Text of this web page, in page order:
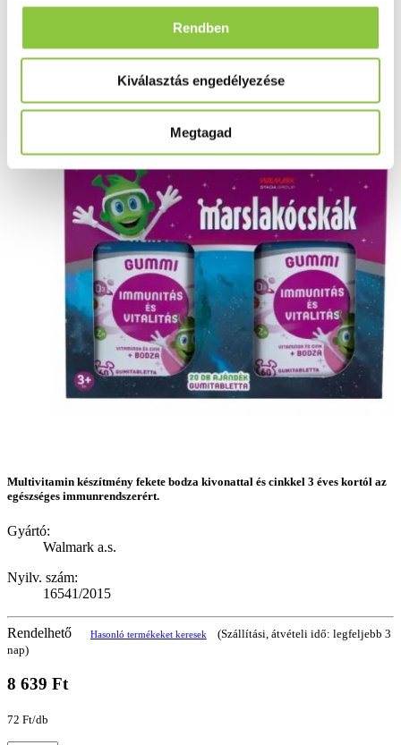
Rendben
Kiválasztás engedélyezése
Megtagad
bodzával, 120 db
Multivitamin készítmény fekete bodza kivonattal és cinkkel 3 éves kortól az
egészséges immunrendszerért.
Gyártó:
Walmark a.s.
Nyilv. szám:
16541/2015
Rendelhető Hasonló termékeket keresek
(Szállítási, átvételi idő: legfeljebb 3
nap)
8 639 Ft
72 Ft/db